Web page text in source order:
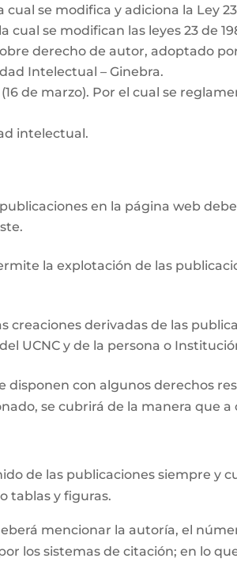
cual se modifica y adiciona la Ley
cual se modifican las leyes 23 de
derecho de autor, adoptado
Intelectual – Ginebra.
de marzo). Por el cual se
intelectual.
en la página web
la explotación de las
creaciones derivadas de las
UCNC y de la persona o
disponen con algunos derechos
se cubrirá de la manera que a
de las publicaciones siempre y
tablas y figuras.
mencionar la autoría, el
los sistemas de citación; en lo